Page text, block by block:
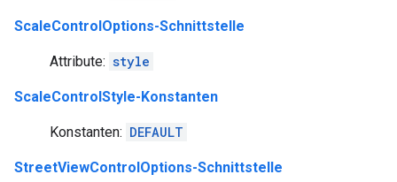
ScaleControlOptions-Schnittstelle
Attribute: style
ScaleControlStyle-Konstanten
Konstanten: DEFAULT
StreetViewControlOptions-Schnittstelle